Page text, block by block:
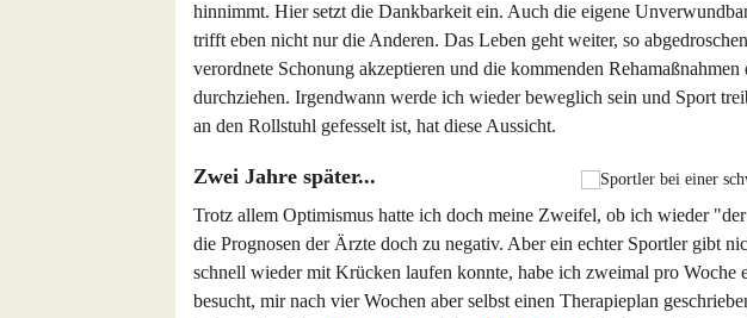
hinnimmt. Hier setzt die Dankbarkeit ein. Auch die eigene
trifft eben nicht nur die Anderen. Das Leben geht weiter, so
verordnete Schonung akzeptieren und die kommenden
durchziehen. Irgendwann werde ich wieder beweglich sein und Sport
an den Rollstuhl gefesselt ist, hat diese Aussicht.
Zwei Jahre später...
Trotz allem Optimismus hatte ich doch meine Zweifel, ob ich wieder
die Prognosen der Ärzte doch zu negativ. Aber ein echter Sportler gibt
schnell wieder mit Krücken laufen konnte, habe ich zweimal pro Woche
besucht, mir nach vier Wochen aber selbst einen Therapieplan